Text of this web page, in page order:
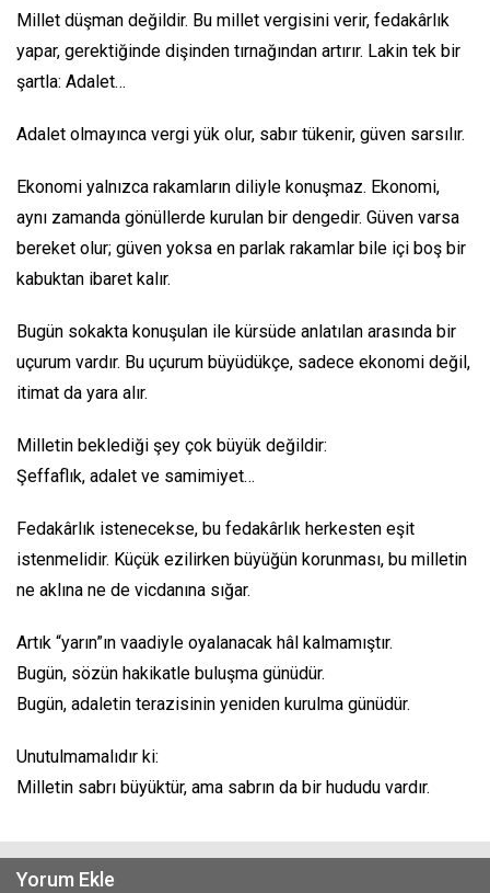
Millet düşman değildir. Bu millet vergisini verir, fedakârlık
yapar, gerektiğinde dişinden tırnağından artırır. Lakin tek bir
şartla: Adalet…
Adalet olmayınca vergi yük olur, sabır tükenir, güven sarsılır.
Ekonomi yalnızca rakamların diliyle konuşmaz. Ekonomi,
aynı zamanda gönüllerde kurulan bir dengedir. Güven varsa
bereket olur; güven yoksa en parlak rakamlar bile içi boş bir
kabuktan ibaret kalır.
Bugün sokakta konuşulan ile kürsüde anlatılan arasında bir
uçurum vardır. Bu uçurum büyüdükçe, sadece ekonomi değil,
itimat da yara alır.
Milletin beklediği şey çok büyük değildir:
Şeffaflık, adalet ve samimiyet…
Fedakârlık istenecekse, bu fedakârlık herkesten eşit
istenmelidir. Küçük ezilirken büyüğün korunması, bu milletin
ne aklına ne de vicdanına sığar.
Artık “yarın”ın vaadiyle oyalanacak hâl kalmamıştır.
Bugün, sözün hakikatle buluşma günüdür.
Bugün, adaletin terazisinin yeniden kurulma günüdür.
Unutulmamalıdır ki:
Milletin sabrı büyüktür, ama sabrın da bir hududu vardır.
Yorum Ekle